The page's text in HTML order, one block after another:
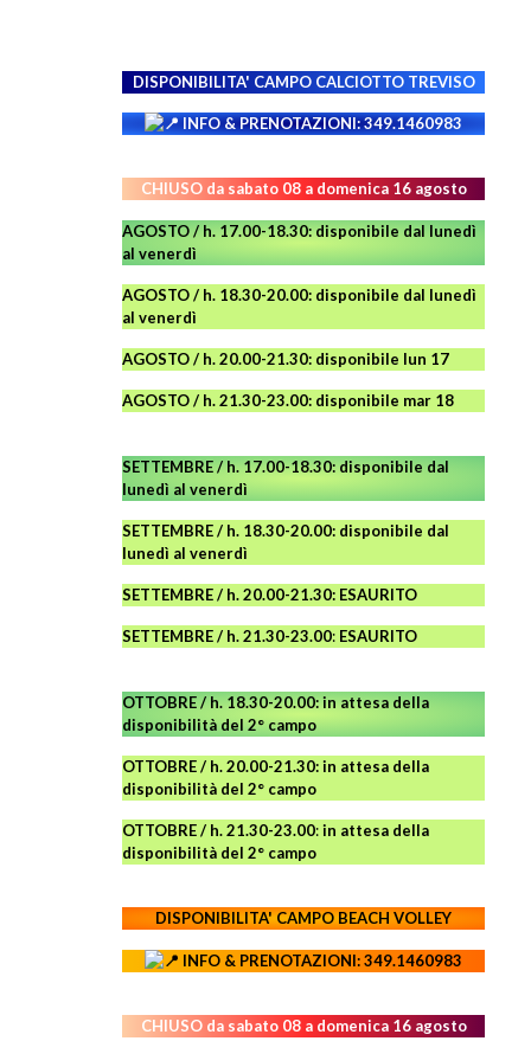
DISPONIBILITA' CAMPO CALCIOTTO TREVISO
INFO & PRENOTAZIONI: 349.1460983
CHIUSO da sabato 08 a domenica 16 agosto
AGOSTO / h. 17.00-18.30: disponibile dal lunedì
al venerdì
AGOSTO/ h. 18.30-20.00: disponibile dal lunedì
al venerdì
AGOSTO / h. 20.00-21.30: disponibile lun 17
AGOSTO/ h. 21.30-23.00: disponibile mar 18
SETTEMBRE / h. 17.00-18.30: disponibile dal
lunedì al venerdì
SETTEMBRE / h. 18.30-20.00: disponibile dal
lunedì al venerdì
SETTEMBRE / h. 20.00-21.30: ESAURITO
SETTEMBRE / h. 21.30-23.00: ESAURITO
OTTOBRE / h. 18.30-20.00:in attesa della
disponibilità del 2° campo
OTTOBRE / h. 20.00-21.30:in attesa della
disponibilità del 2° campo
OTTOBRE / h. 21.30-23.00:in attesa della
disponibilità del 2° campo
DISPONIBILITA' CAMPOBEACH VOLLEY
INFO & PRENOTAZIONI: 349.1460983
CHIUSO da sabato 08 a domenica 16 agosto